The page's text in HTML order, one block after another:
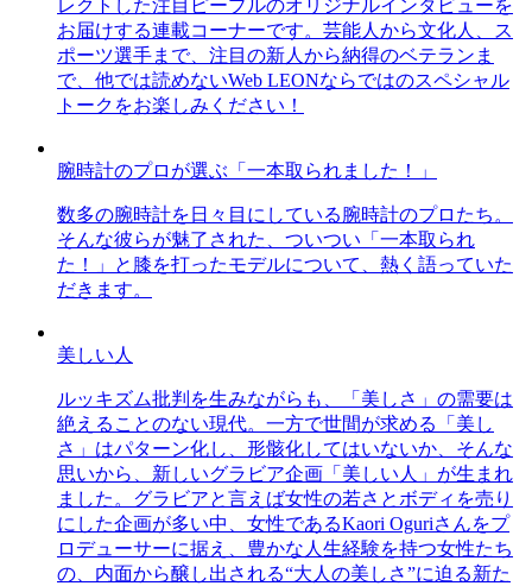
レクトした注目ピープルのオリジナルインタビューを
お届けする連載コーナーです。芸能人から文化人、ス
ポーツ選手まで、注目の新人から納得のベテランま
で、他では読めないWeb LEONならではのスペシャル
トークをお楽しみください！
腕時計のプロが選ぶ「一本取られました！」
数多の腕時計を日々目にしている腕時計のプロたち。
そんな彼らが魅了された、ついつい「一本取られ
た！」と膝を打ったモデルについて、熱く語っていた
だきます。
美しい人
ルッキズム批判を生みながらも、「美しさ」の需要は
絶えることのない現代。一方で世間が求める「美し
さ」はパターン化し、形骸化してはいないか、そんな
思いから、新しいグラビア企画「美しい人」が生まれ
ました。グラビアと言えば女性の若さとボディを売り
にした企画が多い中、女性であるKaori Oguriさんをプ
ロデューサーに据え、豊かな人生経験を持つ女性たち
の、内面から醸し出される“大人の美しさ”に迫る新た